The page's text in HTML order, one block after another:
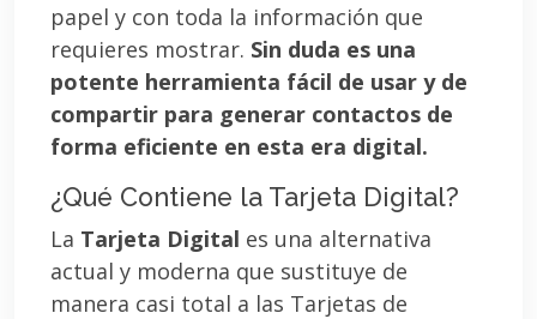
papel y con toda la información que
requieres mostrar. Sin duda es una
potente herramienta fácil de usar y de
compartir para generar contactos de
forma eficiente en esta era digital.
¿Qué Contiene la Tarjeta Digital?
La Tarjeta Digital es una alternativa
actual y moderna que sustituye de
manera casi total a las Tarjetas de